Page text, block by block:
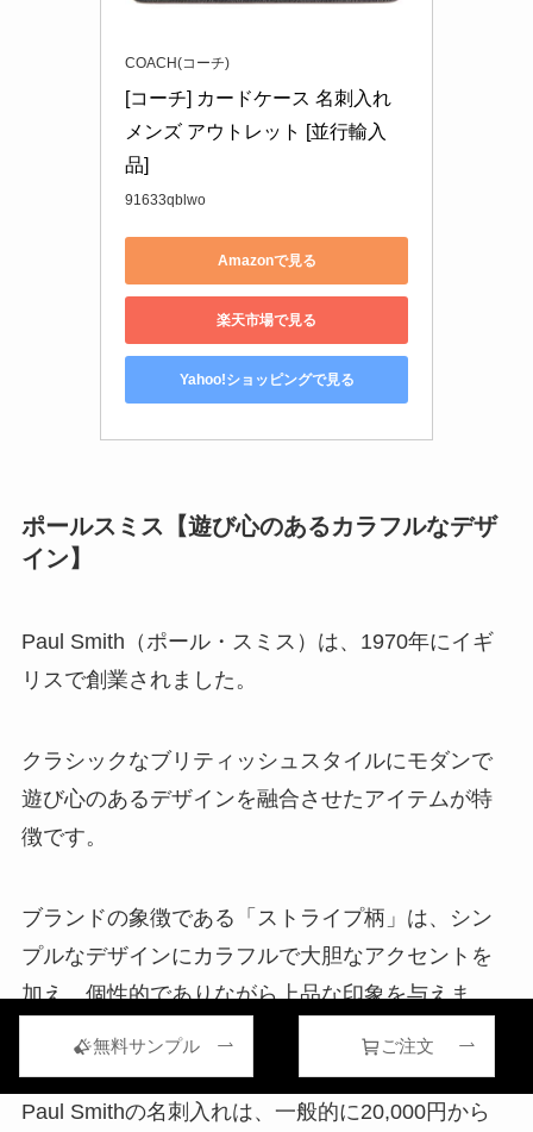
COACH(コーチ)
[コーチ] カードケース 名刺入れ
メンズ アウトレット [並行輸入
品]
91633qblwo
Amazonで見る
楽天市場で見る
Yahoo!ショッピングで見る
ポールスミス【遊び心のあるカラフルなデザ
イン】
Paul Smith（ポール・スミス）は、1970年にイギ
リスで創業されました。
クラシックなブリティッシュスタイルにモダンで
遊び心のあるデザインを融合させたアイテムが特
徴です。
ブランドの象徴である「ストライプ柄」は、シン
プルなデザインにカラフルで大胆なアクセントを
加え、個性的でありながら上品な印象を与えま
Paul Smithの名刺入れは、一般的に20,000円から
無料サンプル ご注文